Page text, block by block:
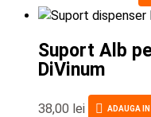
Suport Alb
DiVinum
38,00 lei ADAUGA